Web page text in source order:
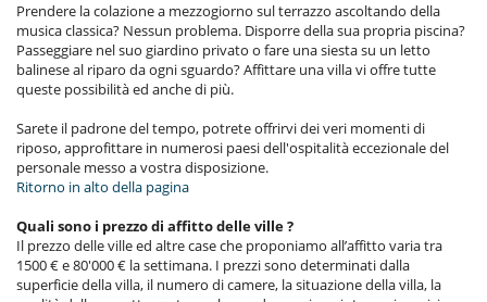
Prendere la colazione a mezzogiorno sul terrazzo ascoltando della
musica classica? Nessun problema. Disporre della sua propria piscina?
Passeggiare nel suo giardino privato o fare una siesta su un letto
balinese al riparo da ogni sguardo? Affittare una villa vi offre tutte
queste possibilità ed anche di più.
Sarete il padrone del tempo, potrete offrirvi dei veri momenti di
riposo, approfittare in numerosi paesi dell'ospitalità eccezionale del
personale messo a vostra disposizione.
Ritorno in alto della pagina
Quali sono i prezzo di affitto delle ville ?
Il prezzo delle ville ed altre case che proponiamo all’affitto varia tra
1500 € e 80'000 € la settimana. I prezzi sono determinati dalla
superficie della villa, il numero di camere, la situazione della villa, la